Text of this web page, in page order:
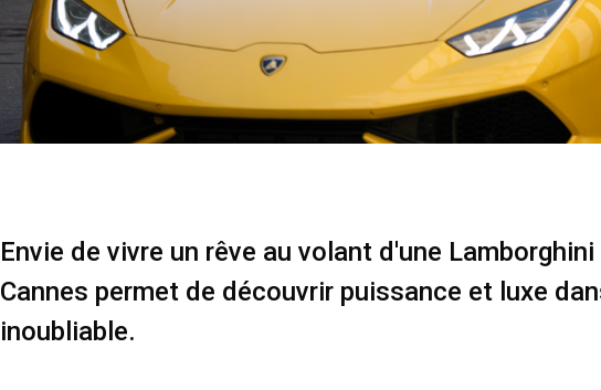
Envie de vivre un rêve au volant d'une
Cannes permet de découvrir puissance et luxe
inoubliable.